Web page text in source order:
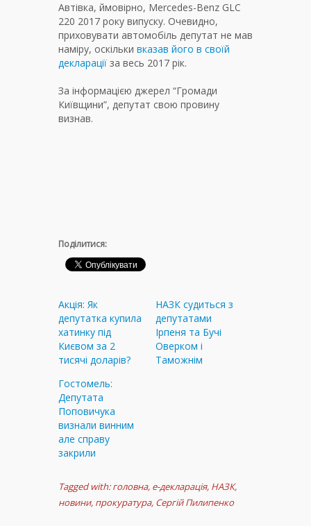
Автівка, ймовірно, Mercedes-Benz GLC
220 2017 року випуску. Очевидно,
приховувати автомобіль депутат не мав
наміру, оскільки вказав його в своїй
декларації за весь 2017 рік.
За інформацією джерел “Громади
Київщини”, депутат свою провину
визнав.
Поділитися:
Акція: Як
депутатка купила
хатинку під
Києвом за 2
тисячі доларів?
НАЗК судиться з
депутатами
Ірпеня та Бучі
Оверком і
Таможнім
Гостомель:
Депутата
Поповичука
визнали винним
але справу
закрили
Tagged with: головна, е-декларація, НАЗК,
новини, прокуратура, Сергій Пилипенко